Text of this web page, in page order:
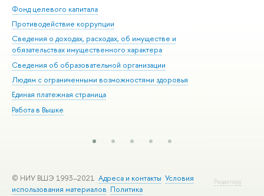
Фонд целевого капитала
Противодействие коррупции
Сведения о доходах, расходах, об имуществе и
обязательствах имущественного характера
Сведения об образовательной организации
Людям с ограниченными возможностями здоровья
Единая платежная страница
Работа в Вышке
Редактору
© НИУ ВШЭ 1993–2021 Адреса и контакты Условия
использования материалов Политика